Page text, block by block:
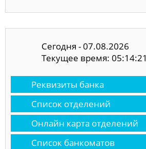
Сегодня - 07.08.2026
Текущее время: 05:14:21
Реквизиты банка
Список отделений
Онлайн карта отделений
Список банкоматов